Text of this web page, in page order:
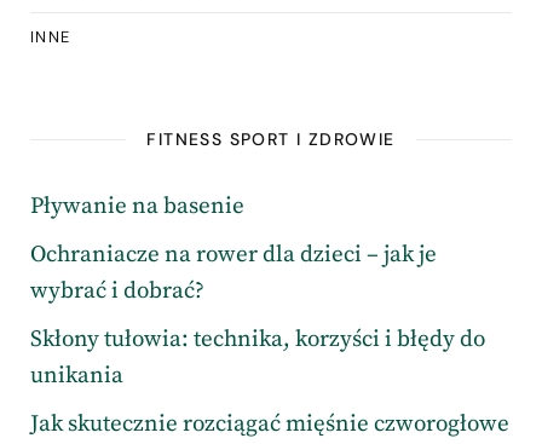
INNE
FITNESS SPORT I ZDROWIE
Pływanie na basenie
Ochraniacze na rower dla dzieci – jak je
wybrać i dobrać?
Skłony tułowia: technika, korzyści i błędy do
unikania
Jak skutecznie rozciągać mięśnie czworogłowe